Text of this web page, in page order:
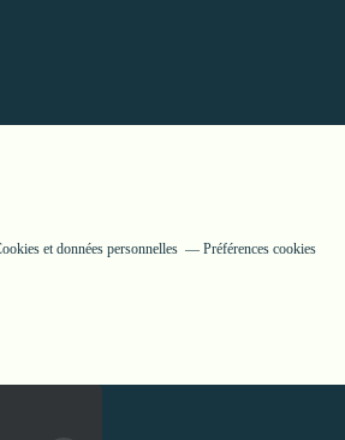
et données personnelles Préférences cookies